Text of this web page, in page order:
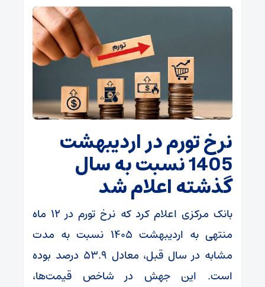
نرخ تورم در اردیبهشت
1405 نسبت به سال
گذشته اعلام شد
بانک مرکزی اعلام کرد که نرخ تورم در ۱۲ ماه
منتهی به اردیبهشت 1405 نسبت به مدت
مشابه در سال قبل، معادل 53.9 درصد بوده
است. این جهش در شاخص قیمت‌ها،